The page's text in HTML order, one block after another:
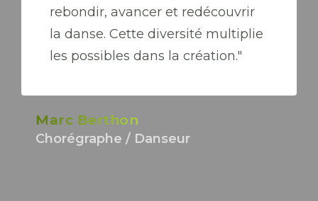
rebondir, avancer et redécouvrir
la danse. Cette diversité multiplie
les possibles dans la création."
Marc Berthon
Chorégraphe / Danseur